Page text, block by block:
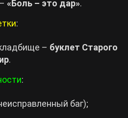
«Боль – это дар».
:
– буклет Старого
.
:
баг);